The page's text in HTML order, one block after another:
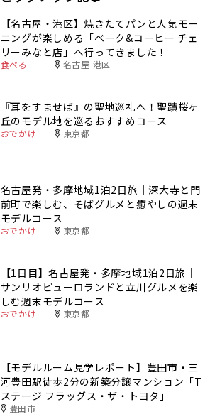
【名古屋・港区】焼きたてパンと人気モー
ニングが楽しめる「ベーク&コーヒー チェ
リーみなと店」へ行ってきました！
食べる 名古屋 港区
『耳をすませば』の聖地巡礼へ！聖蹟桜ヶ
丘のモデル地を巡るおすすめコース
おでかけ 東京都
名古屋発・多摩地域1泊2日旅｜深大寺と門
前町で楽しむ、そばグルメと癒やしの週末
モデルコース
おでかけ 東京都
【1日目】名古屋発・多摩地域1泊2日旅｜
サンリオピューロランドと立川グルメを楽
しむ週末モデルコース
おでかけ 東京都
【モデルルーム見学レポート】豊田市・三
河豊田駅徒歩2分の新築分譲マンション「T
ステージ フラッグス・ザ・トヨタ」
豊田市